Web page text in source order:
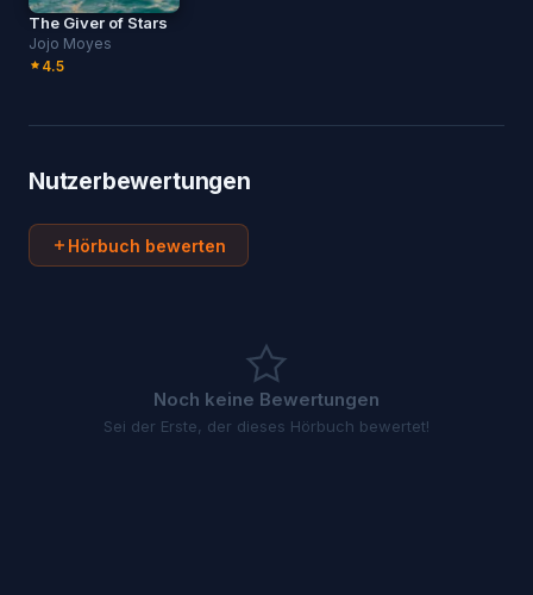
The Giver of Stars
Jojo Moyes
4.5
Nutzerbewertungen
Hörbuch bewerten
Noch keine Bewertungen
Sei der Erste, der dieses Hörbuch bewertet!